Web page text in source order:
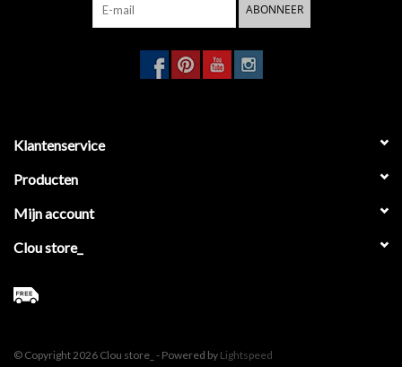
ABONNEER
Klantenservice
Producten
Mijn account
Clou store_
© Copyright 2026 Clou store_ - Powered by Lightspeed